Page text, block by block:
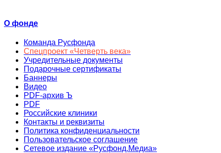
О фонде
Команда Русфонда
Спецпроект «Четверть века»
Учредительные документы
Подарочные сертификаты
Баннеры
Видео
PDF-архив Ъ
PDF
Российские клиники
Контакты и реквизиты
Политика конфиденциальности
Пользовательское соглашение
Сетевое издание «Русфонд.Медиа»